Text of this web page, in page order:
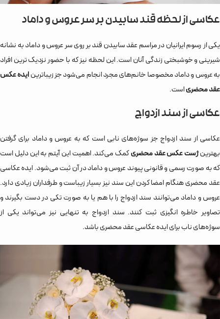
عکاسی از لحظه قند سابیدن بر سر عروس و داماد
یکی از رسوم ایرانیان در مراسم عقد سابیدن قند بر روی سر عروس و داماد به نشانه
شیرینی و خوشبختی زندگی آنان است. این لحظه نیز که با حضور نزدیک ترین افراد
به عروس و داماد مخصوصا خانم‌های مجرد انجام می‌شود جز زیباترینایده عکس
عقد محضریاست.
عکاسی از سند ازدواج
عکاسی از سند ازدواج جز سوژه‌های نابی است که به عروس و داماد برای گرفتن
بهترینژست عکس عقد محضریکمک می‌کند. اهمیت این آیتم به این دلیل است
که به صورت رسمی و قانونی پیوند عروس و داماد در آن ثبت می‌شود. ایده عکاسی
عقد محضری هنگام امضا کردن این سند نیز بسیار زیباست و طرفداران زیادی دارد.
عروس و داماد می‌توانند سند ازدواج را با هم یا به صورت تکی در دست بگیرند و
تصاویر خاطره انگیزی ثبت کنند. سند ازدواج به تنهایی نیز می‌تواند یکی از
سوژه‌های ناب برای ایده عکاسی عقد محضری باشد.